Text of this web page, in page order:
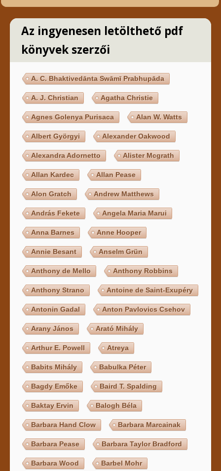
Az ingyenesen letölthető pdf
könyvek szerzői
A. C. Bhaktivedānta Swāmī Prabhupāda
A. J. Christian Agatha Christie
Agnes Golenya Purisaca Alan W. Watts
Albert Györgyi Alexander Oakwood
Alexandra Adornetto Alister Mcgrath
Allan Kardec Allan Pease
Alon Gratch Andrew Matthews
András Fekete Angela Maria Marui
Anna Barnes Anne Hooper
Annie Besant Anselm Grün
Anthony de Mello Anthony Robbins
Anthony Strano Antoine de Saint-Exupéry
Antonin Gadal Anton Pavlovics Csehov
Arany János Arató Mihály
Arthur E. Powell Atreya
Babits Mihály Babulka Péter
Bagdy Emőke Baird T. Spalding
Baktay Ervin Balogh Béla
Barbara Hand Clow Barbara Marcainak
Barbara Pease Barbara Taylor Bradford
Barbara Wood Barbel Mohr